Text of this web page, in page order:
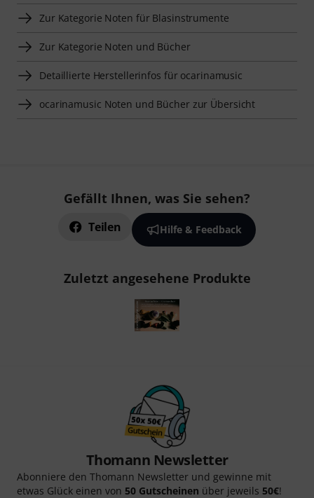
Zur Kategorie Noten für Blasinstrumente
Zur Kategorie Noten und Bücher
Detaillierte Herstellerinfos für ocarinamusic
ocarinamusic Noten und Bücher zur Übersicht
Gefällt Ihnen, was Sie sehen?
Teilen Hilfe & Feedback
Zuletzt angesehene Produkte
Thomann Newsletter
Abonniere den Thomann Newsletter und gewinne mit
etwas Glück einen von 50 Gutscheinen über jeweils 50€!